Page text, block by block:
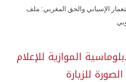
الإسباني والحق المغربي: ملف
الموازية للإعلام
للزيارة